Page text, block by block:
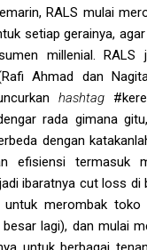
RALS mulai
setiap gerainya, agar
millenial. RALS
Ahmad dan
hashtag
rada gimana
dengan
efisiensi termasuk
ibaratnya cut loss di
untuk merombak
lagi), dan mulai